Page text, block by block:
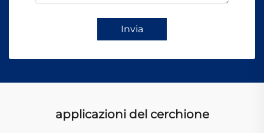
Invia
applicazioni del cerchione